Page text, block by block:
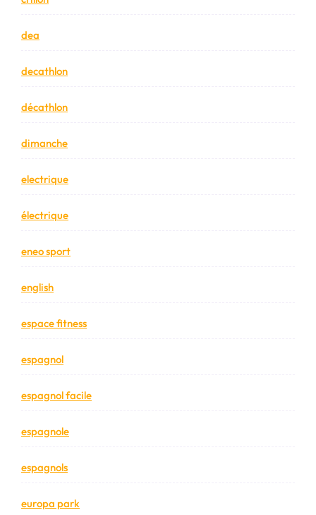
dea
decathlon
décathlon
dimanche
electrique
électrique
eneo sport
english
espace fitness
espagnol
espagnol facile
espagnole
espagnols
europa park